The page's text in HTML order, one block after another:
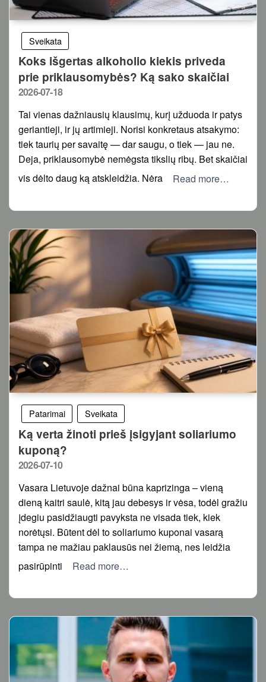
Sveikata
Koks išgertas alkoholio kiekis priveda
prie priklausomybės? Ką sako skaičiai
Posted
2026-07-18
Tai vienas dažniausių klausimų, kurį užduoda ir patys
geriantieji, ir jų artimieji. Norisi konkretaus atsakymo:
tiek taurių per savaitę — dar saugu, o tiek — jau ne.
Deja, priklausomybė nemėgsta tikslių ribų. Bet skaičiai
vis dėlto daug ką atskleidžia. Nėra
Read more…
Patarimai Sveikata
Ką verta žinoti prieš įsigyjant soliariumo
kuponą?
Posted
2026-07-10
Vasara Lietuvoje dažnai būna kaprizinga – vieną
dieną kaitri saulė, kitą jau debesys ir vėsa, todėl gražiu
įdegiu pasidžiaugti pavyksta ne visada tiek, kiek
norėtųsi. Būtent dėl to soliariumo kuponai vasarą
tampa ne mažiau paklausūs nei žiemą, nes leidžia
pasirūpinti
Read more…